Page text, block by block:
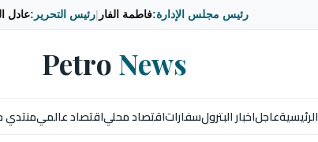
رئيس مجلس الإدارة:فاطمة الفار رئيس التحرير:عادل
Petro News
الرئيسيةعاجلاخبار البترولسفاراتاقتصاد محلياقتصاد عالميمنتدي